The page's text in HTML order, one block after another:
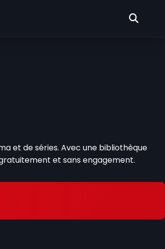
et de séries. Avec une bibliothèque
et sans engagement.